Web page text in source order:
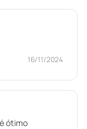
16/11/2024
ótimo